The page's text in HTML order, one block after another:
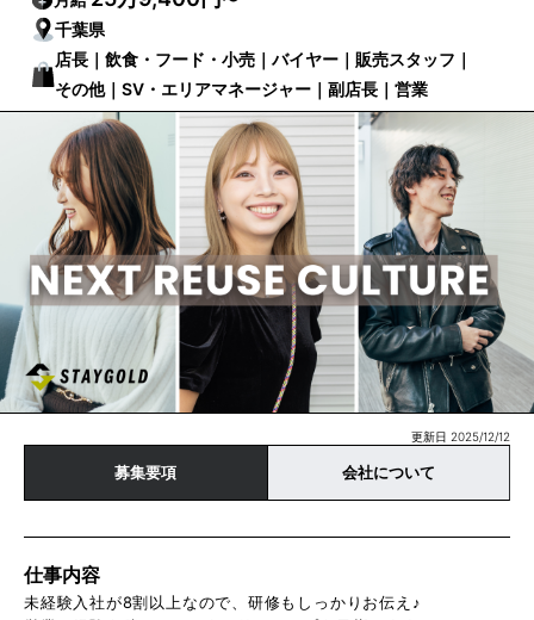
千葉県
店長｜飲食・フード・小売｜バイヤー｜販売スタッフ｜
その他｜SV・エリアマネージャー｜副店長｜営業
更新日 2025/12/12
募集要項 会社について
仕事内容
未経験入社が8割以上なので、研修もしっかりお伝え♪